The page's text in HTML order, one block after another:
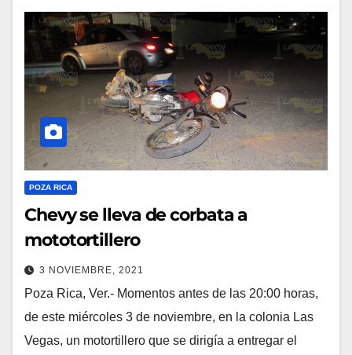
POZA RICA
Chevy se lleva de corbata a
mototortillero
3 NOVIEMBRE, 2021
Poza Rica, Ver.- Momentos antes de las 20:00 horas,
de este miércoles 3 de noviembre, en la colonia Las
Vegas, un motortillero que se dirigía a entregar el